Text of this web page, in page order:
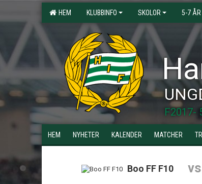
HEM KLUBBINFO SKOLOR 5-7 ÅR
F2017-
HEM NYHETER KALENDER MATCHER
Boo FF F10 vs